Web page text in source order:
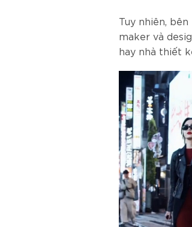
Tuy nhiên,
maker và
hay nhà thiết